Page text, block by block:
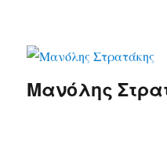
Μανόλης